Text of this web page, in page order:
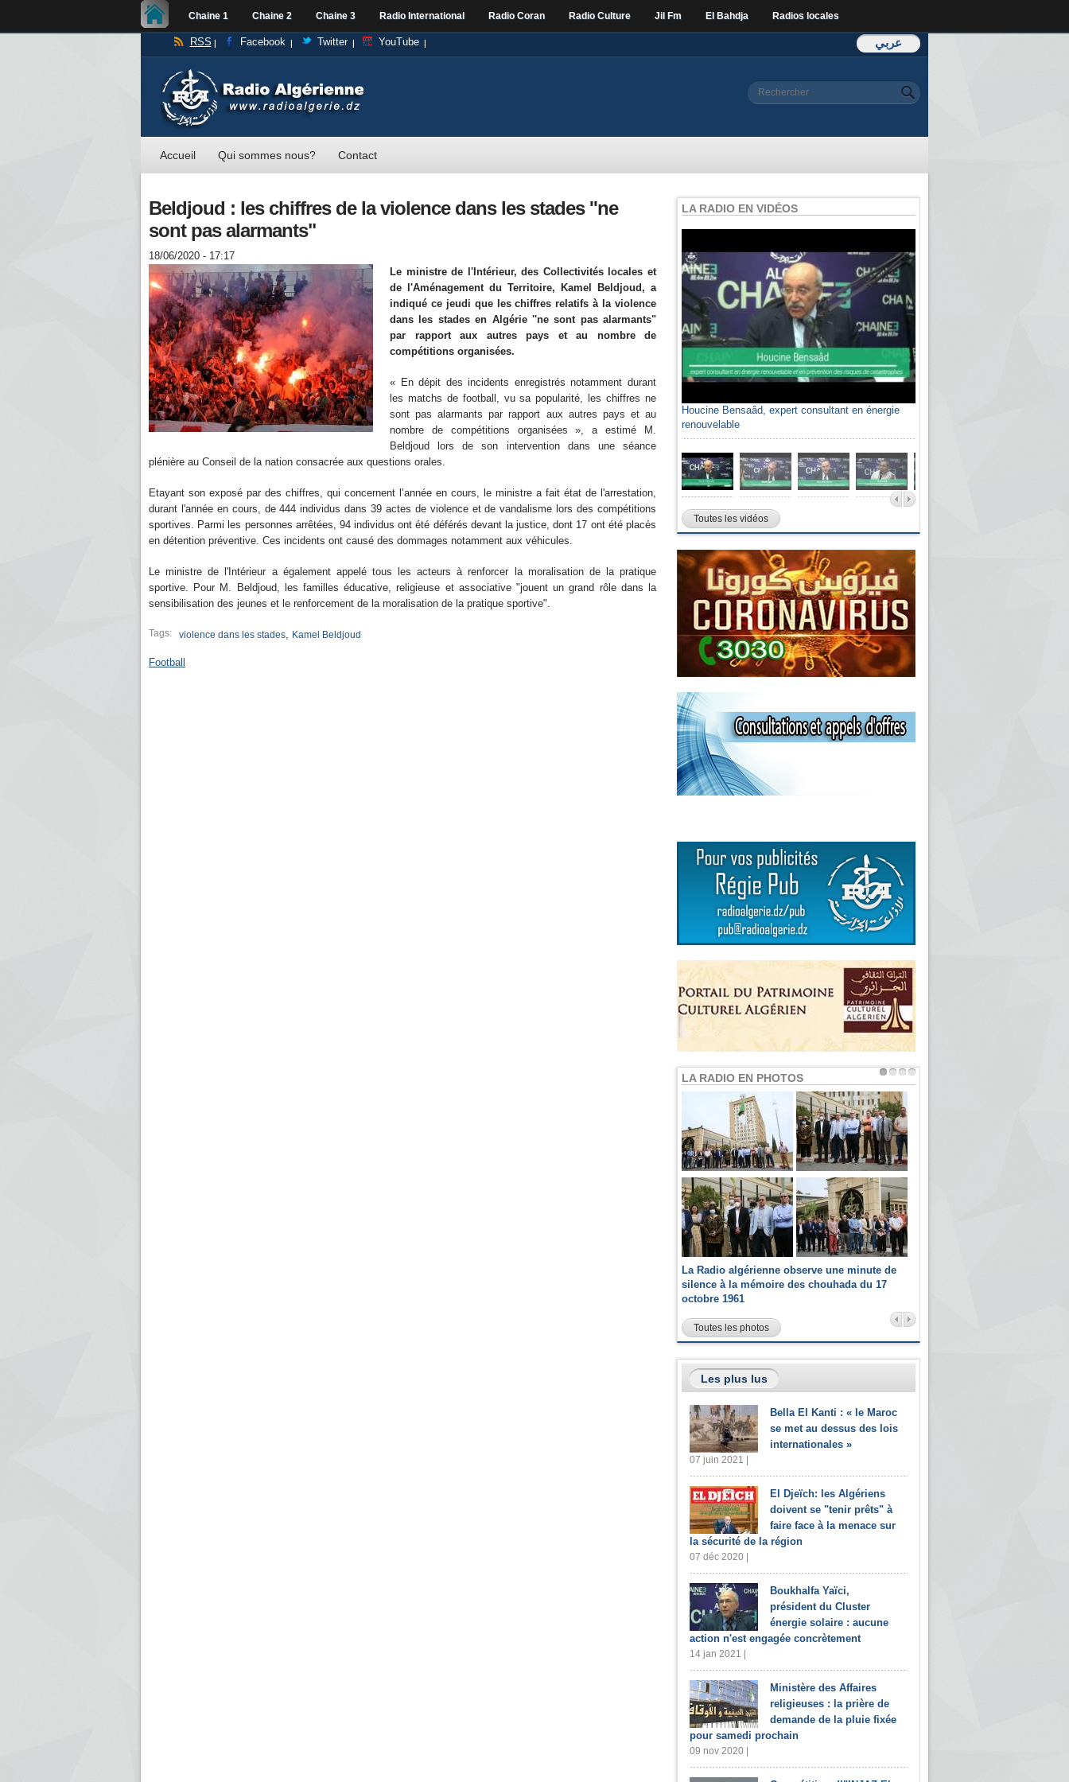
Chaine 1 Chaine 2 Chaine 3 Radio International Radio Coran Radio Culture Jil Fm El Bahdja Radios locales
عربي RSS Facebook Twitter YouTube
Formulaire de
Rechercher
Accueil Qui sommes nous? Contact
Beldjoud : les chiffres de la violence dans les stades ''ne
sont pas alarmants"
18/06/2020 - 17:17
Le ministre de l'Intérieur, des Collectivités locales et
de l'Aménagement du Territoire, Kamel Beldjoud, a
indiqué ce jeudi que les chiffres relatifs à la violence
dans les stades en Algérie ''ne sont pas alarmants"
par rapport aux autres pays et au nombre de
compétitions organisées.
« En dépit des incidents enregistrés notamment durant
les matchs de football, vu sa popularité, les chiffres ne
sont pas alarmants par rapport aux autres pays et au
nombre de compétitions organisées », a estimé M.
Beldjoud lors de son intervention dans une séance
plénière au Conseil de la nation consacrée aux questions orales.
Etayant son exposé par des chiffres, qui concernent l’année en cours, le ministre a fait état de l'arrestation,
durant l'année en cours, de 444 individus dans 39 actes de violence et de vandalisme lors des compétitions
sportives. Parmi les personnes arrêtées, 94 individus ont été déférés devant la justice, dont 17 ont été placés
en détention préventive. Ces incidents ont causé des dommages notamment aux véhicules.
Le ministre de l'Intérieur a également appelé tous les acteurs à renforcer la moralisation de la pratique
sportive. Pour M. Beldjoud, les familles éducative, religieuse et associative "jouent un grand rôle dans la
sensibilisation des jeunes et le renforcement de la moralisation de la pratique sportive".
Tags: violence dans les stades, Kamel Beldjoud
Football
LA RADIO EN VIDÉOS
Houcine Bensaâd, expert consultant en énergie
renouvelable
Toutes les vidéos
LA RADIO EN PHOTOS
La Radio algérienne observe une minute de
silence à la mémoire des chouhada du 17
octobre 1961
Toutes les photos
Les plus lus
Bella El Kanti : « le Maroc
se met au dessus des lois
internationales »
07 juin 2021 |
El Djeïch: les Algériens
doivent se "tenir prêts" à
faire face à la menace sur
la sécurité de la région
07 déc 2020 |
Boukhalfa Yaïci,
président du Cluster
énergie solaire : aucune
action n'est engagée concrètement
14 jan 2021 |
Ministère des Affaires
religieuses : la prière de
demande de la pluie fixée
pour samedi prochain
09 nov 2020 |